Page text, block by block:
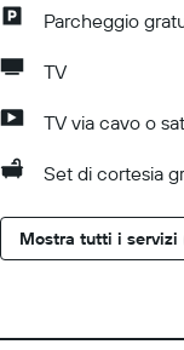
Parcheggio
TV
TV via cavo o
Set di cortesia
Mostra tutti i servizi